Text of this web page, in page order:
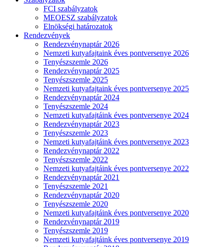
FCI szabályzatok
MEOESZ szabályzatok
Elnökségi határozatok
Rendezvények
Rendezvénynaptár 2026
Nemzeti kutyafajtaink éves pontversenye 2026
Tenyészszemle 2026
Rendezvénynaptár 2025
Tenyészszemle 2025
Nemzeti kutyafajtaink éves pontversenye 2025
Rendezvénynaptár 2024
Tenyészszemle 2024
Nemzeti kutyafajtáink éves pontversenye 2024
Rendezvénynaptár 2023
Tenyészszemle 2023
Nemzeti kutyafajtáink éves pontversenye 2023
Rendezvénynaptár 2022
Tenyészszemle 2022
Nemzeti kutyafajtáink éves pontversenye 2022
Rendezvénynaptár 2021
Tenyészszemle 2021
Rendezvénynaptár 2020
Tenyészszemle 2020
Nemzeti kutyafajtáink éves pontversenye 2020
Rendezvénynaptár 2019
Tenyészszemle 2019
Nemzeti kutyafajtáink éves pontversenye 2019